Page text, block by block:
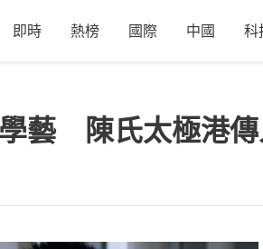
即時 熱榜 國際 中國 科
藝 陳氏太極港傳